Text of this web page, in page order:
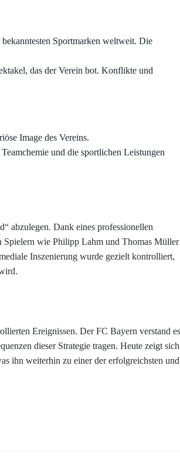
Sportmarken weltweit. Die
das der Verein bot. Konflikte und
Image des Vereins.
und die sportlichen Leistungen
abzulegen. Dank eines professionellen
Spielern wie Philipp Lahm und Thomas Müller
Inszenierung wurde gezielt kontrolliert,
Ereignissen. Der FC Bayern verstand
dieser Strategie tragen. Heute zeigt sich
ihn weiterhin zu einer der erfolgreichsten und